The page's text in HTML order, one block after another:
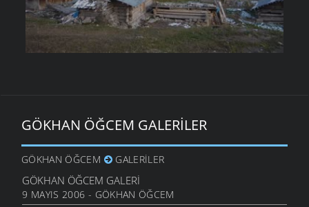
GÖKHAN ÖĞCEM GALERILER
GÖKHAN ÖĞCEM GALERILER
GÖKHAN ÖĞCEM GALERI
9 MAYIS 2006 - GÖKHAN ÖĞCEM